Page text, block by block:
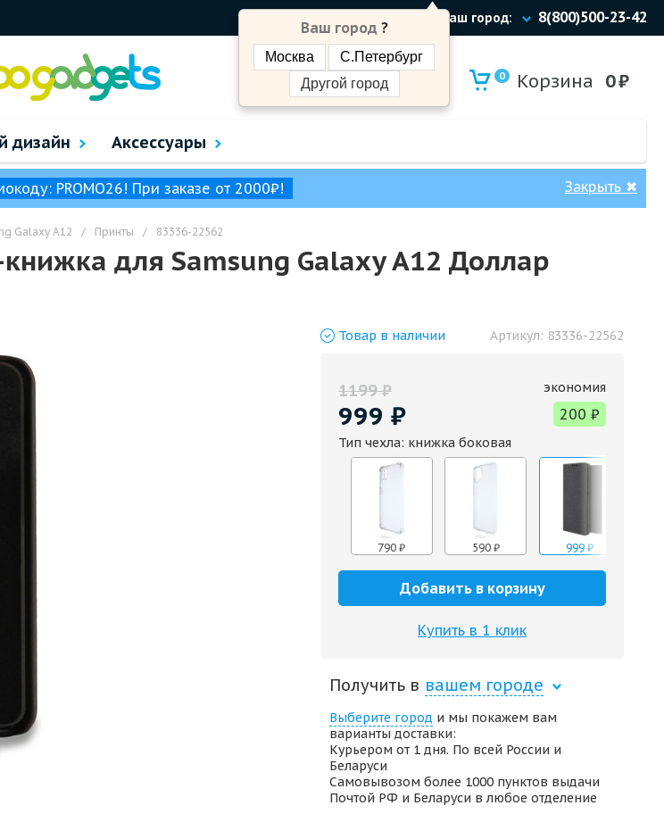
Ваш город:
Ваш город ?
Москва
С.Петербург
Другой город
8(800)500-23-42
0 Корзина 0₽
дизайн Аксессуары
PROMO26! При заказе от 2000₽! Закрыть ✖
Galaxy A12 / Принты / 83336-22562
для Samsung Galaxy A12 Доллар
Товар в наличии Артикул: 83336-22562
1199₽
999 ₽
экономия
200 ₽
Тип чехла: книжка боковая
790₽ 590 ₽ 999₽
Добавить в корзину
Купить в 1 клик
Получить в вашем городе
Выберите город и мы покажем вам
варианты доставки:
Курьером от 1 дня. По всей России и
Беларуси
Самовывозом более 1000 пунктов выдачи
Почтой РФ и Беларуси в любое отделение